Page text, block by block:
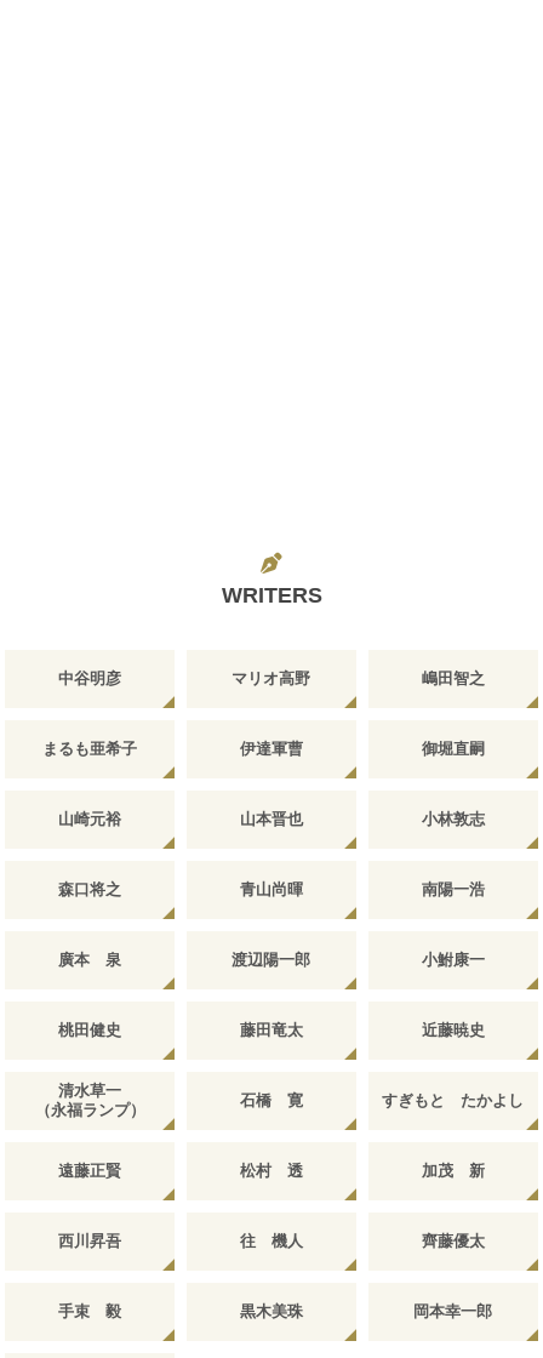
WRITERS
中谷明彦 マリオ高野 嶋田智之
まるも亜希子 伊達軍曹 御堀直嗣
山崎元裕 山本晋也 小林敦志
森口将之 青山尚暉 南陽一浩
廣本 泉 渡辺陽一郎 小鮒康一
桃田健史 藤田竜太 近藤暁史
清水草一
（永福ランプ）
石橋 寛 すぎもと たかよし
遠藤正賢 松村 透 加茂 新
西川昇吾 往 機人 齊藤優太
手束 毅 黒木美珠 岡本幸一郎